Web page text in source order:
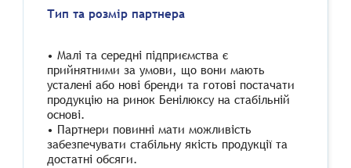
Тип та розмір партнера
• Малі та середні підприємства є
прийнятними за умови, що вони мають
усталені або нові бренди та готові постачати
продукцію на ринок Бенілюксу на стабільній
основі.
• Партнери повинні мати можливість
забезпечувати стабільну якість продукції та
достатні обсяги.